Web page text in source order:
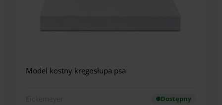
Model kostny kręgosłupa psa
Dostępny